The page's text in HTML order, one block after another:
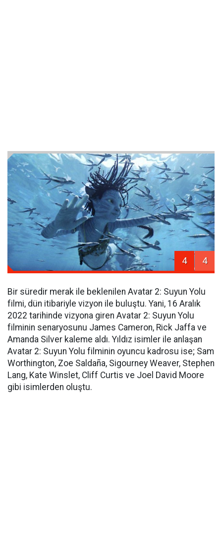
4 4
Bir süredir merak ile beklenilen Avatar 2: Suyun Yolu
filmi, dün itibariyle vizyon ile buluştu. Yani, 16 Aralık
2022 tarihinde vizyona giren Avatar 2: Suyun Yolu
filminin senaryosunu James Cameron, Rick Jaffa ve
Amanda Silver kaleme aldı. Yıldız isimler ile anlaşan
Avatar 2: Suyun Yolu filminin oyuncu kadrosu ise; Sam
Worthington, Zoe Saldaña, Sigourney Weaver, Stephen
Lang, Kate Winslet, Cliff Curtis ve Joel David Moore
gibi isimlerden oluştu.